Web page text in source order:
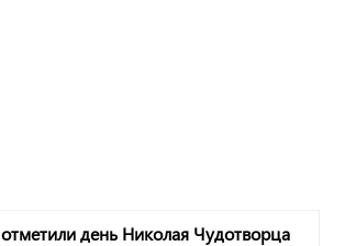
день Николая Чудотворца